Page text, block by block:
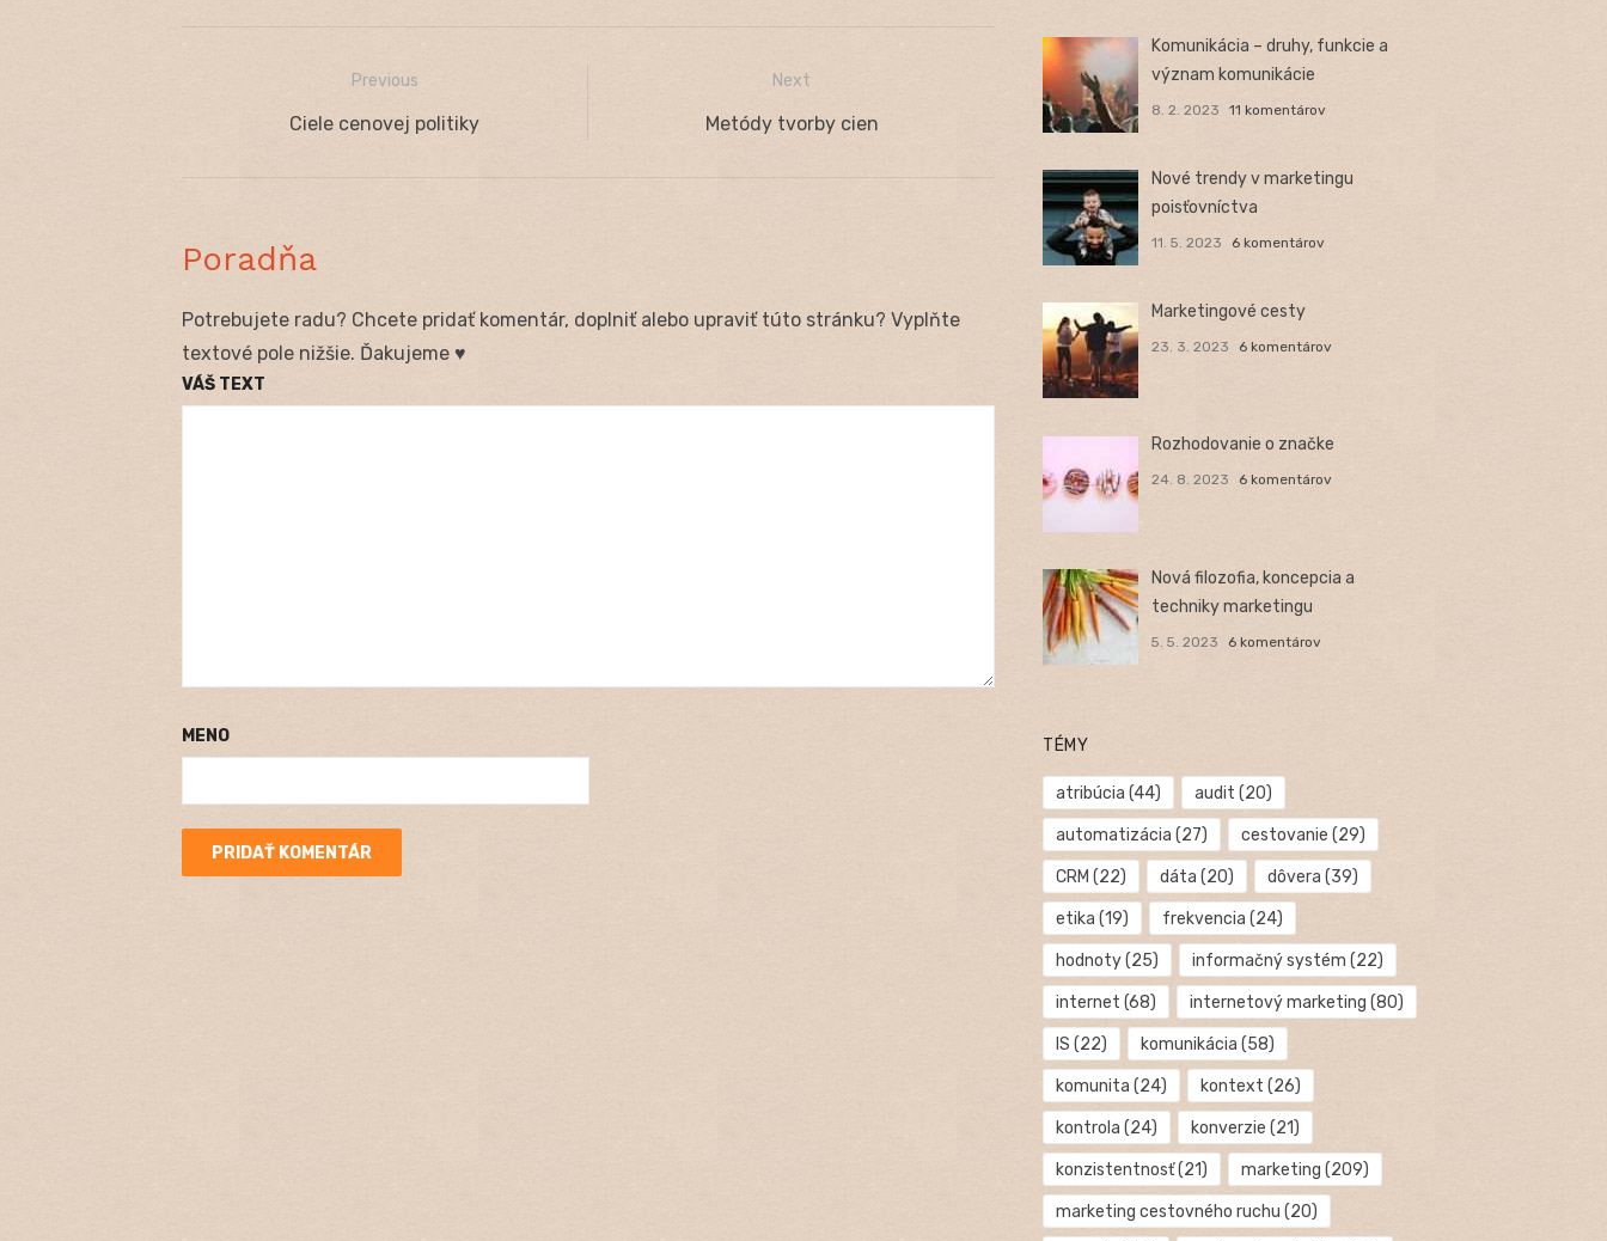
Navigácia
článku
Previous
Previous
Ciele cenovej politiky
Next
Next
Metódy tvorby cien
Poradňa
Potrebujete radu? Chcete pridať komentár, doplniť alebo upraviť túto stránku? Vyplňte
textové pole nižšie. Ďakujeme ♥
VÁŠ TEXT
MENO
Komunikácia – druhy, funkcie a
význam komunikácie
8. 2. 2023 11 komentárov
Nové trendy v marketingu
poisťovníctva
11. 5. 2023 6 komentárov
Marketingové cesty
23. 3. 2023 6 komentárov
Rozhodovanie o značke
24. 8. 2023 6 komentárov
Nová filozofia, koncepcia a
techniky marketingu
5. 5. 2023 6 komentárov
TÉMY
atribúcia (44) audit (20)
automatizácia (27) cestovanie (29)
CRM (22) dáta (20) dôvera (39)
etika (19) frekvencia (24)
hodnoty(25) informačný systém (22)
internet (68) internetový marketing (80)
IS (22) komunikácia (58)
komunita (24) kontext (26)
kontrola (24) konverzie (21)
konzistentnosť(21) marketing (209)
marketing cestovného ruchu (20)